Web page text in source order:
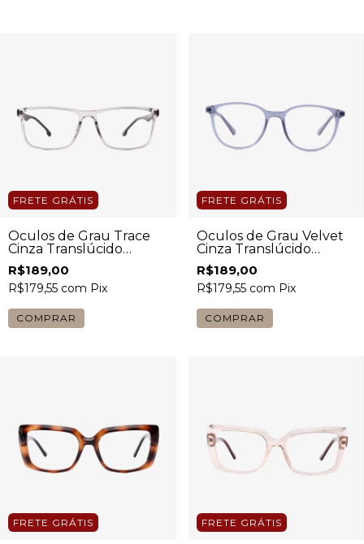
FRETE GRÁTIS
Óculos de Grau Trace
Cinza Translúcido
Masculino
R$189,00
R$179,55 com Pix
COMPRAR
FRETE GRÁTIS
Óculos de Grau Velvet
Cinza Translúcido
Unissex
R$189,00
R$179,55 com Pix
COMPRAR
FRETE GRÁTIS FRETE GRÁTIS